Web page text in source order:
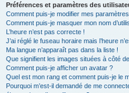
Préférences et paramètres des
Comment puis-je modifier mes
Comment puis-je masquer mon nom
L’heure n’est pas correcte !
J’ai réglé le fuseau horaire mais l’heure
Ma langue n’apparaît pas dans la liste !
Que signifient les images situées à côté
Comment puis-je afficher un avatar ?
Quel est mon rang et comment puis-je le
Pourquoi m’est-il demandé de me